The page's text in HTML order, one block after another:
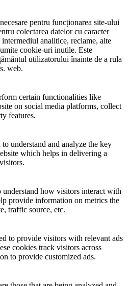
pentru funcționarea site-ului
colectarea datelor cu caracter
analitice, reclame, alte
cookie-uri inutile. Este
utilizatorului înainte de a rula
web.
certain functionalities like
on social media platforms, collect
features.
understand and analyze the key
which helps in delivering a
how visitors interact with
provide information on metrics the
traffic source, etc.
to provide visitors with relevant ads
cookies track visitors across
to provide customized ads.